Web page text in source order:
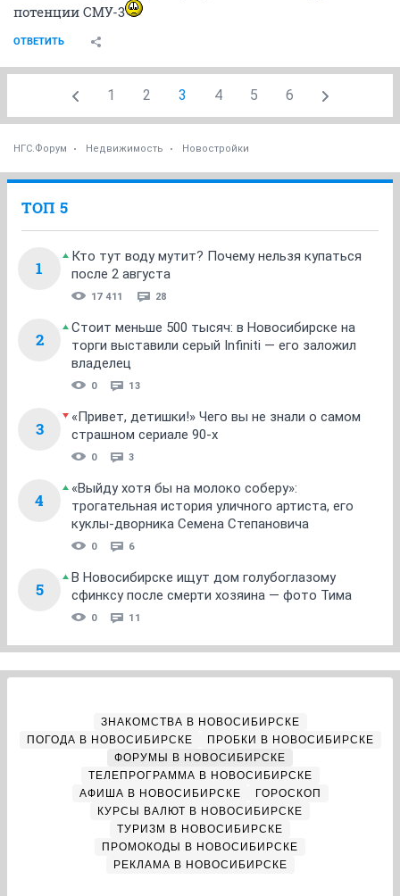
потенции СМУ-3
ОТВЕТИТЬ
1 2 3 4 5 6
НГС.Форум Недвижимость Новостройки
ТОП 5
1
Кто тут воду мутит? Почему нельзя купаться
после 2 августа
17 411 28
2
Стоит меньше 500 тысяч: в Новосибирске на
торги выставили серый Infiniti — его заложил
владелец
0 13
3
«Привет, детишки!» Чего вы не знали о самом
страшном сериале 90-х
0 3
4
«Выйду хотя бы на молоко соберу»:
трогательная история уличного артиста, его
куклы-дворника Семена Степановича
0 6
5
В Новосибирске ищут дом голубоглазому
сфинксу после смерти хозяина — фото Тима
0 11
ЗНАКОМСТВА В НОВОСИБИРСКЕ
ПОГОДА В НОВОСИБИРСКЕ
ПРОБКИ В НОВОСИБИРСКЕ
ФОРУМЫ В НОВОСИБИРСКЕ
ТЕЛЕПРОГРАММА В НОВОСИБИРСКЕ
АФИША В НОВОСИБИРСКЕ
ГОРОСКОП
КУРСЫ ВАЛЮТ В НОВОСИБИРСКЕ
ТУРИЗМ В НОВОСИБИРСКЕ
ПРОМОКОДЫ В НОВОСИБИРСКЕ
РЕКЛАМА В НОВОСИБИРСКЕ